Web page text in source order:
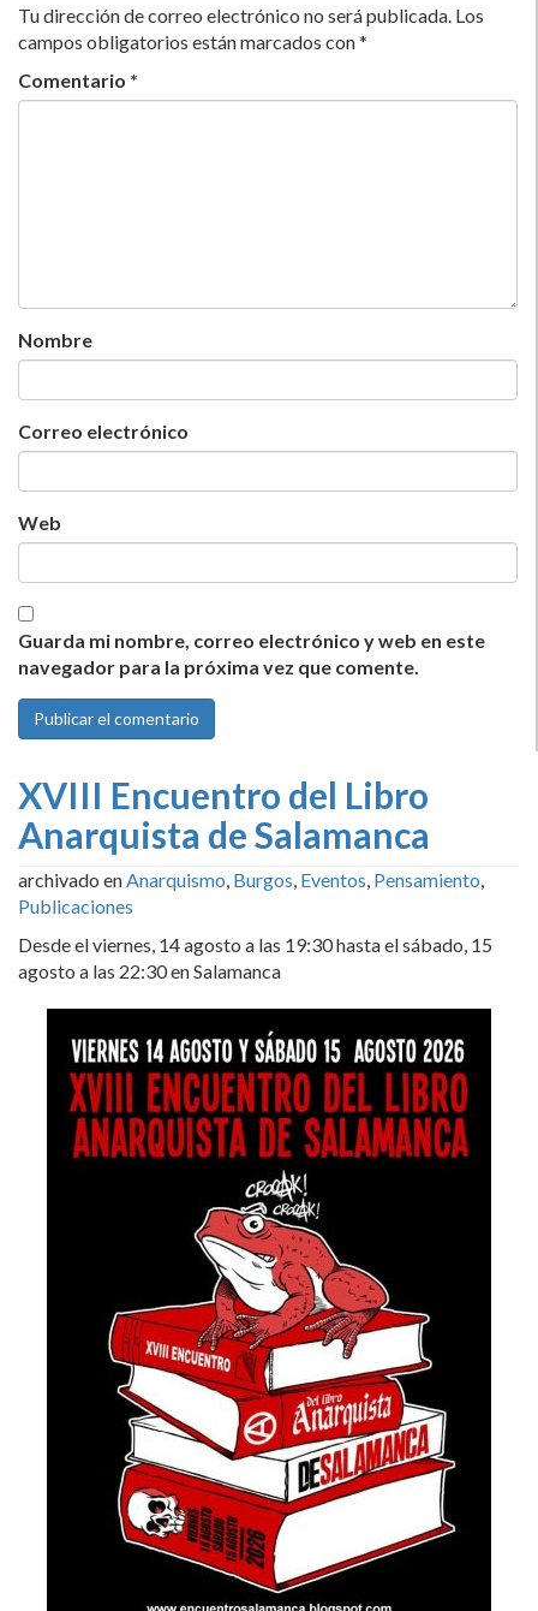
Tu dirección de correo electrónico no será publicada. Los
campos obligatorios están marcados con*
Comentario *
Nombre
Correo electrónico
Web
Guarda mi nombre, correo electrónico y web en este
navegador para la próxima vez que comente.
XVIII Encuentro del Libro
Anarquista de Salamanca
archivado enAnarquismo, Burgos, Eventos, Pensamiento,
Publicaciones
Desde el viernes, 14 agosto a las 19:30 hasta el sábado, 15
agosto a las 22:30 en Salamanca